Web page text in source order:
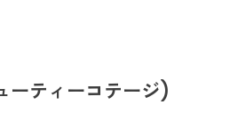
ティーコテージ)